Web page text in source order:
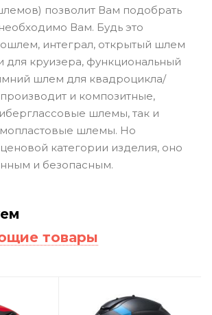
позволит Вам подобрать
Вам. Будь это
интеграл, открытый шлем
для круизера, функциональный
шлем для квадроцикла/
производит и композитные,
шлемы, так и
шлемы. Но
категории изделия, оно
и безопасным.
товары